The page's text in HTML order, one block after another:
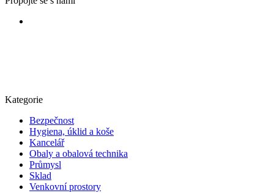
Kategorie
Bezpečnost
Hygiena, úklid a koše
Kancelář
Obaly a obalová technika
Průmysl
Sklad
Venkovní prostory